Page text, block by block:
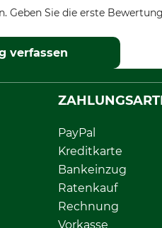
Geben Sie die erste
verfassen
PayPal
Kreditkarte
Bankeinzug
Ratenkauf
Rechnung
Vorkasse